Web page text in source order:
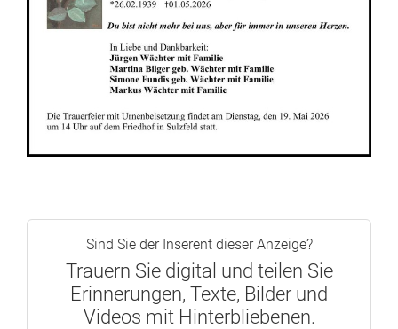
Sind Sie der Inserent dieser Anzeige?
Trauern Sie digital und teilen Sie
Erinnerungen, Texte, Bilder und
Videos mit Hinterbliebenen.